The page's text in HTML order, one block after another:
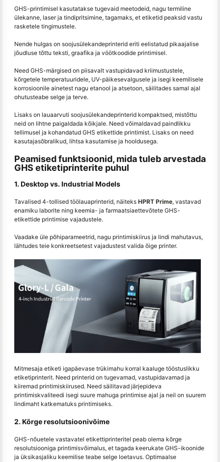
GHS-printimisel kasutatakse tugevaid meetodeid, nagu termiline
ülekanne, laser ja tindipritsimine, tagamaks, et etiketid peaksid vastu
rasketele tingimustele.
Nende hulgas on soojusülekandeprinterid eriti eelistatud pikaajalise
jõudluse tõttu teksti, graafika ja vöötkoodide printimisel.
Need GHS-märgised on piisavalt vastupidavad kriimustustele,
kõrgetele temperatuuridele, UV-päikesevalgusele ja isegi keemilisele
korrosioonile ainetest nagu etanool ja atsetoon, säilitades samal ajal
ohutusteabe selge ja terve.
Lisaks on lauaarvuti soojusülekandeprinterid kompaktsed, mistõttu
neid on lihtne paigaldada kõikjale. Need võimaldavad paindlikku
tellimusel ja kohandatud GHS etikettide printimist. Lisaks on need
kasutajasõbralikud, lihtsa kasutamise ja hooldusega.
Peamised funktsioonid, mida tuleb arvestada
GHS etiketiprinterite puhul
1. Desktop vs. Industrial Models
Tavalised 4-tollised töölauaprinterid, näiteks HPRT Prime, vastavad
enamiku laborite ning keemia- ja farmaatsiaettevõtete GHS-
etikettide printimise vajadustele.
Vaadake üle põhiparameetrid, nagu printimiskiirus ja lindi mahutavus,
lähtudes teie konkreetsetest vajadustest valida õige printer.
Mitmesaja etiketi igapäevase trükimahu korral kaaluge tööstuslikku
etiketiprinterit. Need printerid on tugevamad, vastupidavamad ja
kiiremad printimiskiirused. Need säilitavad järjepideva
printimiskvaliteedi isegi suure mahuga printimise ajal ja neil on suurem
lindimaht katkematuks printimiseks.
2. Kõrge resolutsioonivõime
GHS-nõuetele vastavatel etikettiprinteritel peab olema kõrge
resolutsiooniga printimisvõimalus, et tagada keerukate GHS-ikoonide
ja üksikasjaliku keemilise teabe selge loetavus. Optimaalse